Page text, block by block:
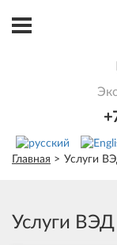
Главная Услуги
Услуги ВЭД